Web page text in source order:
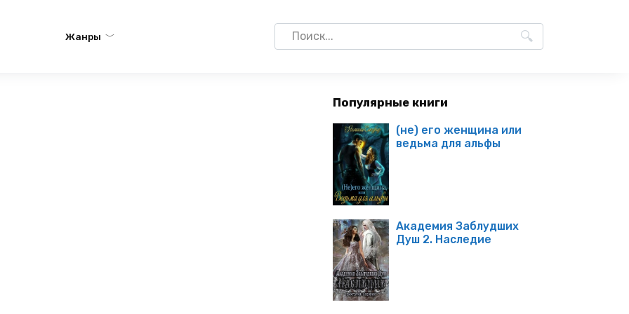
Жанры
Search
for:
Популярные книги
(не) его женщина или
ведьма для альфы
Академия Заблудших
Душ 2. Наследие